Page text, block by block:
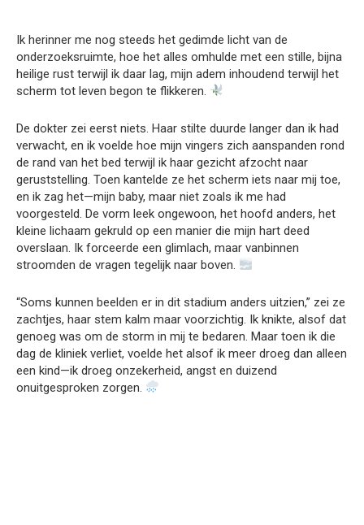
Ik herinner me nog steeds het gedimde licht van de
onderzoeksruimte, hoe het alles omhulde met een stille, bijna
heilige rust terwijl ik daar lag, mijn adem inhoudend terwijl het
scherm tot leven begon te flikkeren.
De dokter zei eerst niets. Haar stilte duurde langer dan ik had
verwacht, en ik voelde hoe mijn vingers zich aanspanden rond
de rand van het bed terwijl ik haar gezicht afzocht naar
geruststelling. Toen kantelde ze het scherm iets naar mij toe,
en ik zag het—mijn baby, maar niet zoals ik me had
voorgesteld. De vorm leek ongewoon, het hoofd anders, het
kleine lichaam gekruld op een manier die mijn hart deed
overslaan. Ik forceerde een glimlach, maar vanbinnen
stroomden de vragen tegelijk naar boven.
“Soms kunnen beelden er in dit stadium anders uitzien,” zei ze
zachtjes, haar stem kalm maar voorzichtig. Ik knikte, alsof dat
genoeg was om de storm in mij te bedaren. Maar toen ik die
dag de kliniek verliet, voelde het alsof ik meer droeg dan alleen
een kind—ik droeg onzekerheid, angst en duizend
onuitgesproken zorgen.